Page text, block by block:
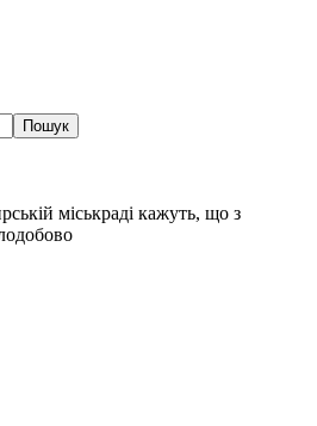
міськраді кажуть, що з